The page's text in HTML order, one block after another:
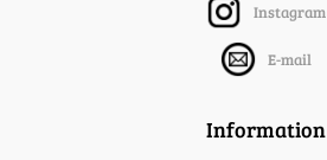
Instagram
E-mail
Information